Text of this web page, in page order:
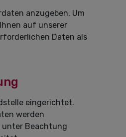
anzugeben. Um
auf unserer
Daten als
eingerichtet.
werden
unter Beachtung